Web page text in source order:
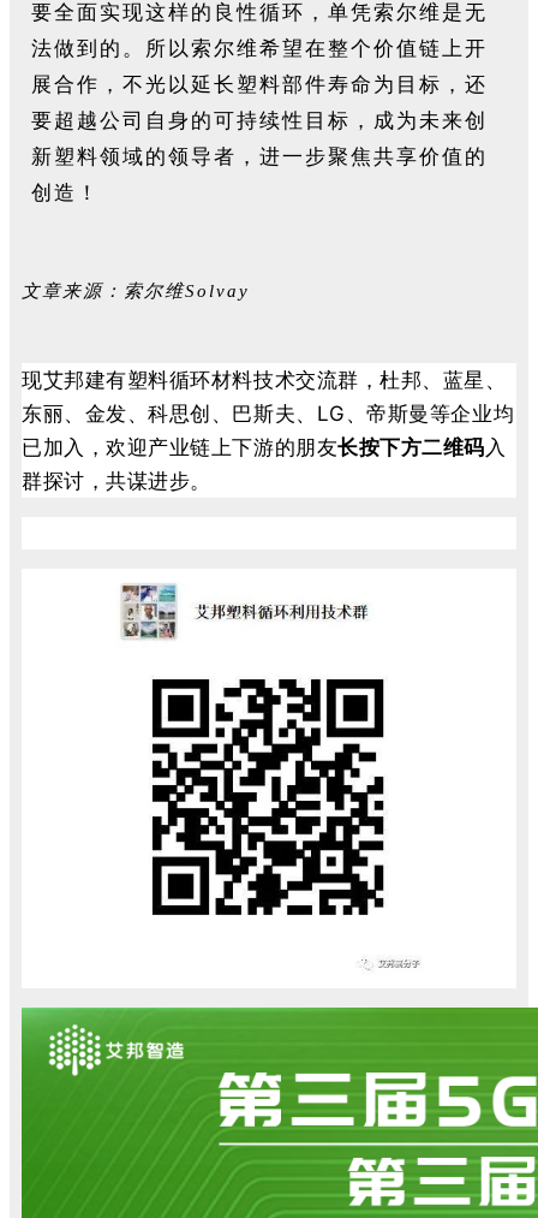
要全面实现这样的良性循环，单凭索尔维是无
法做到的。所以索尔维希望在整个价值链上开
展合作，不光以延长塑料部件寿命为目标，还
要超越公司自身的可持续性目标，成为未来创
新塑料领域的领导者，进一步聚焦共享价值的
创造！
文章来源：索尔维Solvay
现艾邦建有塑料循环材料技术交流群，杜邦、蓝星、
东丽、金发、科思创、巴斯夫、LG、帝斯曼等企业均
已加入，欢迎产业链上下游的朋友长按下方二维码入
群探讨，共谋进步。